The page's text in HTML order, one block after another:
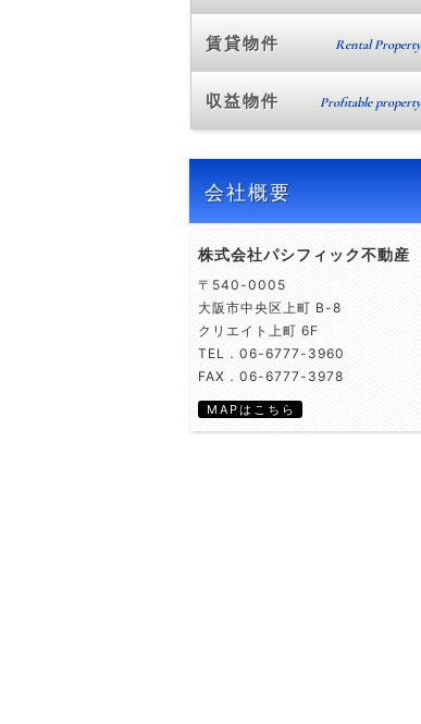
賃貸物件 Rental Property
収益物件 Profitable property
会社概要
株式会社パシフィック不動産
〒540-0005
大阪市中央区上町 B-8
クリエイト上町 6F
TEL．06-6777-3960
FAX．06-6777-3978
MAPはこちら